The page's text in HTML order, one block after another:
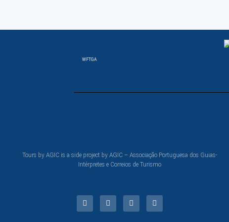
WFTGA
Tours by AGIC is a side project by AGIC – Associação Portuguesa dos Guias-
Intérpretes e Correios de Turismo